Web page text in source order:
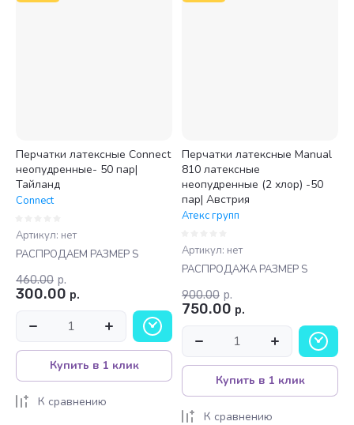
Перчатки латексные Connect
неопудренные- 50 пар|
Тайланд
Connect
Артикул: нет
РАСПРОДАЕМ РАЗМЕР S
460.00 р.
300.00 р.
Купить в 1 клик
К сравнению
Перчатки латексные Manual
810 латексные
неопудренные (2 хлор) -50
пар| Австрия
Атекс групп
Артикул: нет
РАСПРОДАЖА РАЗМЕР S
900.00 р.
750.00 р.
Купить в 1 клик
К сравнению